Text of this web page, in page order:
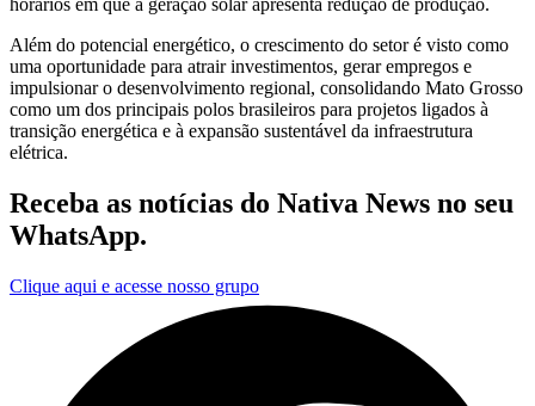
Além do potencial energético, o crescimento do setor é visto como
uma oportunidade para atrair investimentos, gerar empregos e
impulsionar o desenvolvimento regional, consolidando Mato Grosso
como um dos principais polos brasileiros para projetos ligados à
transição energética e à expansão sustentável da infraestrutura
elétrica.
Receba as notícias do Nativa News no seu
WhatsApp.
Clique aqui e acesse nosso grupo